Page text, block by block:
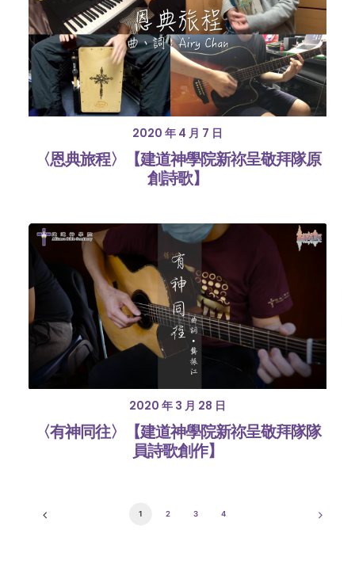
2020 年 4 月 7 日
〈恩典旅程〉【建道神學院新祢呈敬拜隊原
創詩歌】
2020 年 3 月 28 日
〈有神同往〉【建道神學院新祢呈敬拜隊隊
員詩歌創作】
1 2 3 4